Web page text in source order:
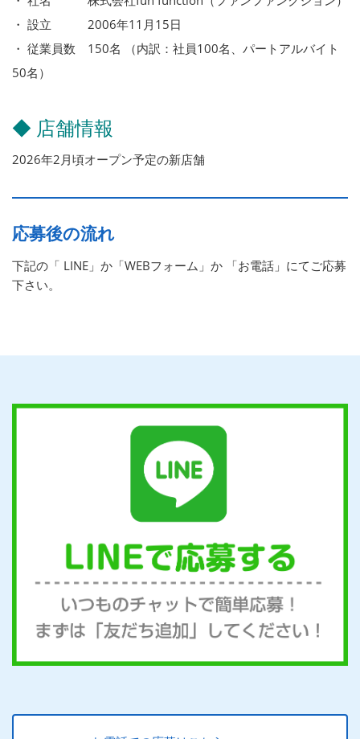
・ 設立 2006年11月15日
・ 従業員数 150名 （内訳：社員100名、パートアルバイト
50名）
◆ 店舗情報
2026年2月頃オープン予定の新店舗
応募後の流れ
下記の「 LINE」か「WEBフォーム」か 「お電話」にてご応募
下さい。